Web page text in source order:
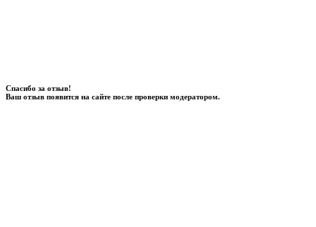
Спасибо за отзыв!
Ваш отзыв появится на сайте после проверки модератором.